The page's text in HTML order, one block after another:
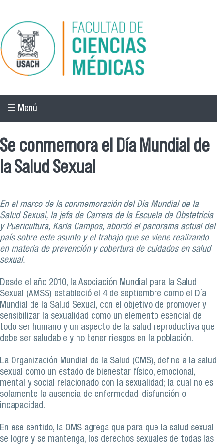
Pasar al contenido principal
☰ Menú
Se conmemora el Día Mundial de
la Salud Sexual
En el marco de la conmemoración del Día Mundial de la
Salud Sexual, la jefa de Carrera de la Escuela de Obstetricia
y Puericultura, Karla Campos, abordó el panorama actual del
país sobre este asunto y el trabajo que se viene realizando
en materia de prevención y cobertura de cuidados en salud
sexual.
Desde el año 2010, la Asociación Mundial para la Salud
Sexual (AMSS) estableció el 4 de septiembre como el Día
Mundial de la Salud Sexual, con el objetivo de promover y
sensibilizar la sexualidad como un elemento esencial de
todo ser humano y un aspecto de la salud reproductiva que
debe ser saludable y no tener riesgos en la población.
La Organización Mundial de la Salud (OMS), define a la salud
sexual como un estado de bienestar físico, emocional,
mental y social relacionado con la sexualidad; la cual no es
solamente la ausencia de enfermedad, disfunción o
incapacidad.
En ese sentido, la OMS agrega que para que la salud sexual
se logre y se mantenga, los derechos sexuales de todas las